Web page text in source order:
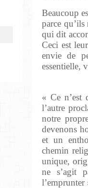
Beaucoup
parce qu’ils
qui dit
Ceci est
envie de
essentielle,
« Ce n’est
l’autre
notre
devenons
et un
chemin
unique,
ne s’agit
l’emprunter